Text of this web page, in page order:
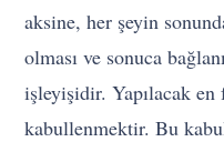
aksine, her şeyin
olması ve sonuca
işleyişidir. Yapılacak
kabullenmektir. Bu